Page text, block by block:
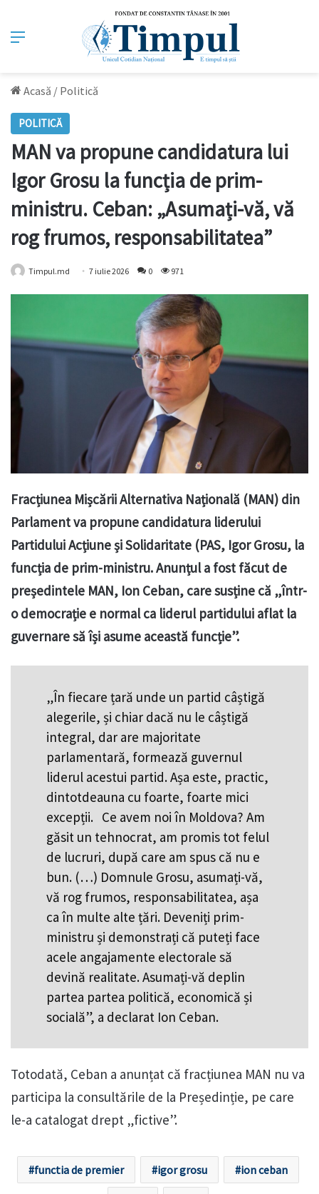
Meniu
Acasă / Politică
POLITICĂ
MAN va propune candidatura lui
Igor Grosu la funcția de prim-
ministru. Ceban: „Asumați-vă, vă
rog frumos, responsabilitatea”
Timpul.md 7 iulie 2026 0 971
Fracțiunea Mișcării Alternativa Națională (MAN) din
Parlament va propune candidatura liderului
Partidului Acțiune și Solidaritate (PAS, Igor Grosu, la
funcția de prim-ministru. Anunțul a fost făcut de
președintele MAN, Ion Ceban, care susține că „într-
o democrație e normal ca liderul partidului aflat la
guvernare să își asume această funcție”.
„În fiecare țară unde un partid câștigă
alegerile, și chiar dacă nu le câștigă
integral, dar are majoritate
parlamentară, formează guvernul
liderul acestui partid. Așa este, practic,
dintotdeauna cu foarte, foarte mici
excepții. Ce avem noi în Moldova? Am
găsit un tehnocrat, am promis tot felul
de lucruri, după care am spus că nu e
bun. (…) Domnule Grosu, asumați-vă,
vă rog frumos, responsabilitatea, așa
ca în multe alte țări. Deveniți prim-
ministru și demonstrați că puteți face
acele angajamente electorale să
devină realitate. Asumați-vă deplin
partea partea politică, economică și
socială”, a declarat Ion Ceban.
Totodată, Ceban a anunțat că fracțiunea MAN nu va
participa la consultările de la Președinție, pe care
le-a catalogat drept „fictive”.
functia de premier igor grosu ion ceban